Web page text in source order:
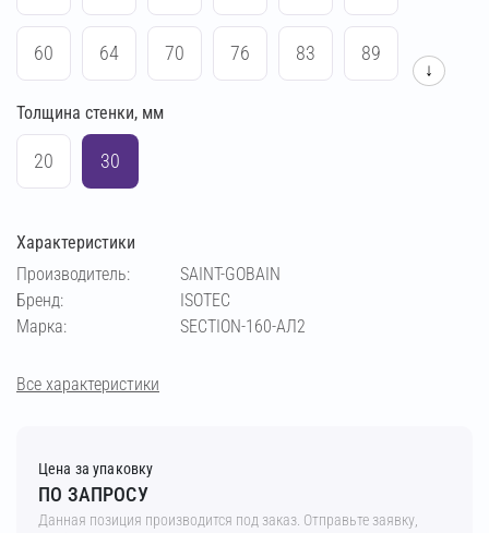
60 64 70 76 83 89
102 114
194 219
↓
Толщина стенки, мм
20 30
Характеристики
Производитель:
SAINT-GOBAIN
Бренд:
ISOTEC
Марка:
SECTION-160-АЛ2
Все характеристики
Цена за упаковку
ПО ЗАПРОСУ
Данная позиция производится под заказ. Отправьте заявку,